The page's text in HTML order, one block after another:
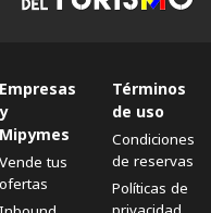
Empresas
y
Mipymes
Vende tus
ofertas
Términos
de uso
Condiciones
de reservas
Políticas de